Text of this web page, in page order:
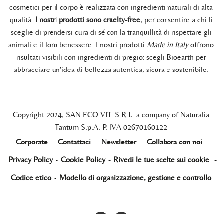
cosmetici per il corpo è realizzata con ingredienti naturali di alta
qualità. I nostri prodotti sono cruelty-free, per consentire a chi li
sceglie di prendersi cura di sé con la tranquillità di rispettare gli
animali e il loro benessere. I nostri prodotti Made in Italyoffrono
risultati visibili con ingredienti di pregio: scegli Bioearth per
abbracciare un'idea di bellezza autentica, sicura e sostenibile.
Copyright 2024, SAN.ECO.VIT. S.R.L. a company of Naturalia
Tantum S.p.A. P. IVA 02670160122
Corporate - Contattaci - Newsletter - Collabora con noi -
Privacy Policy - Cookie Policy - Rivedi le tue scelte sui cookie -
Codice etico - Modello di organizzazione, gestione e controllo